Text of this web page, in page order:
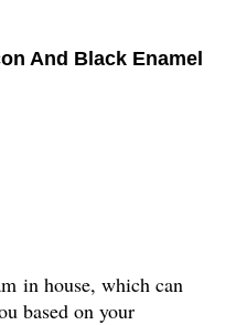
And Black Enamel
in house, which can
based on your